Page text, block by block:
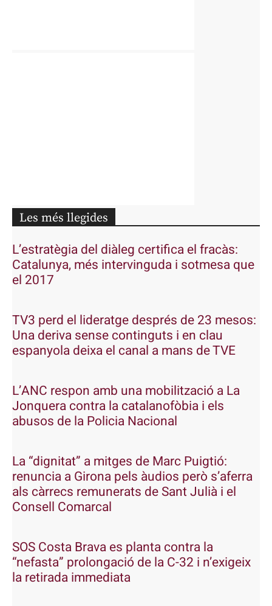
Les més llegides
L’estratègia del diàleg certifica el fracàs:
Catalunya, més intervinguda i sotmesa que
el 2017
TV3 perd el lideratge després de 23 mesos:
Una deriva sense continguts i en clau
espanyola deixa el canal a mans de TVE
L’ANC respon amb una mobilització a La
Jonquera contra la catalanofòbia i els
abusos de la Policia Nacional
La “dignitat” a mitges de Marc Puigtió:
renuncia a Girona pels àudios però s’aferra
als càrrecs remunerats de Sant Julià i el
Consell Comarcal
SOS Costa Brava es planta contra la
“nefasta” prolongació de la C-32 i n’exigeix
la retirada immediata